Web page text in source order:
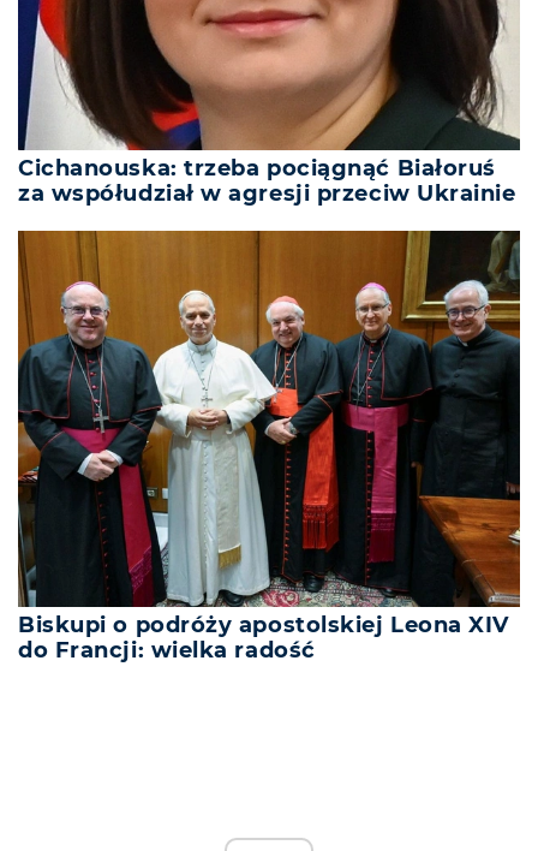
Cichanouska: trzeba pociągnąć Białoruś
za współudział w agresji przeciw Ukrainie
Biskupi o podróży apostolskiej Leona XIV
do Francji: wielka radość